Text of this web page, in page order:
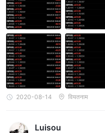
तरह से खो सकते हैं। यह सभी
सुनिश्चित करें कि आप शामिल होने
में दी गई जानकारी केवल सामान्य
2020-08-14 वियतनाम
Luisou